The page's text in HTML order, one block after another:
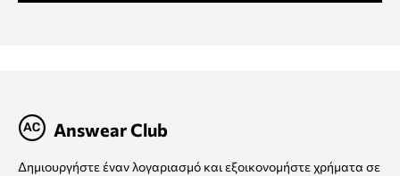
Answear Club
Δημιουργήστε έναν λογαριασμό και εξοικονομήστε χρήματα σε